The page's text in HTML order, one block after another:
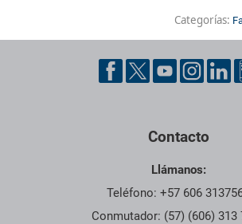
Categorías:
Contacto
Llámanos:
Teléfono: +57 606
Conmutador: (57) (606) 313